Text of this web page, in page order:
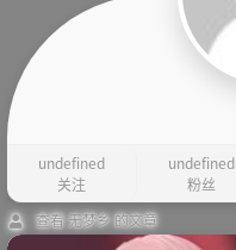
undefined
关注
undefined
粉丝
查看 无梦乡 的文章